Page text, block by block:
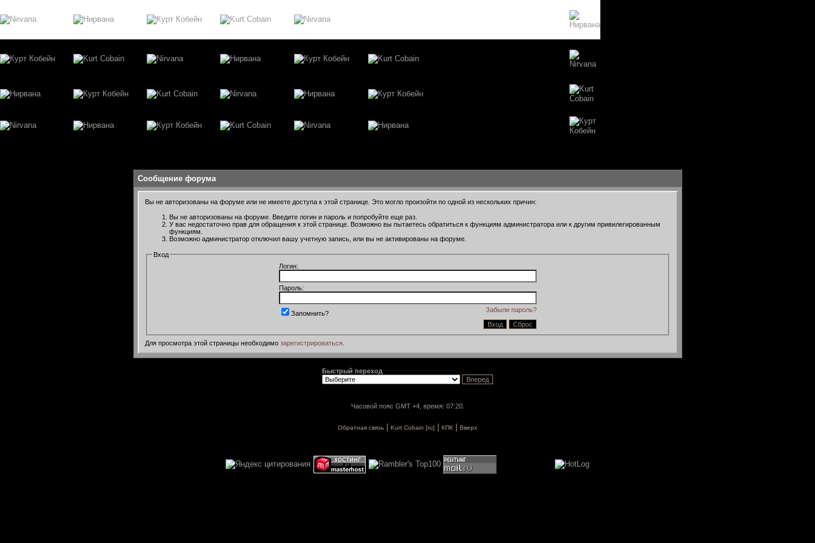
Сообщение форума
Вы не авторизованы на форуме или не имеете доступа к этой странице. Это могло произойти по одной из нескольких причин:
Вы не авторизованы на форуме. Введите логин и пароль и попробуйте еще раз.
У вас недостаточно прав для обращения к этой странице. Возможно вы пытаетесь обратиться к функциям администратора или к другим привилегированным
функциям.
Возможно администратор отключил вашу учетную запись, или вы не активированы на форуме.
Вход
Логин:
Пароль:
Забыли пароль?
Запомнить?
Для просмотра этой страницы необходимо зарегистрироваться.
Быстрый переход
Часовой пояс GMT +4, время: 07:20.
Обратная связь Kurt Cobain [ru] КПК Вверх